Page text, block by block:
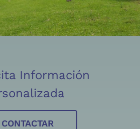
Información
CONTACTAR